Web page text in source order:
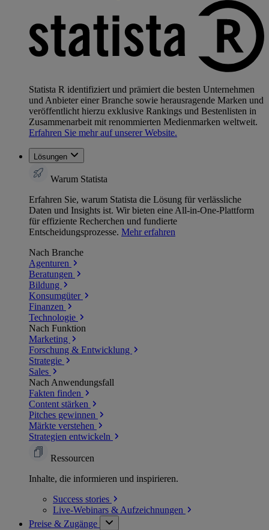
Statista R identifiziert und prämiert die besten Unternehmen
und Anbieter einer Branche sowie herausragende Marken und
veröffentlicht hierzu exklusive Rankings und Bestenlisten in
Zusammenarbeit mit renommierten Medienmarken weltweit.
Erfahren Sie mehr auf unserer Website.
Lösungen
Warum Statista
Erfahren Sie, warum Statista die Lösung für verlässliche
Daten und Insights ist. Wir bieten eine All-in-One-Plattform
für effiziente Recherchen und fundierte
Entscheidungsprozesse. Mehr erfahren
Nach Branche
Agenturen
Beratungen
Bildung
Konsumgüter
Finanzen
Technologie
Nach Funktion
Marketing
Forschung & Entwicklung
Strategie
Sales
Nach Anwendungsfall
Fakten finden
Content stärken
Pitches gewinnen
Märkte verstehen
Strategien entwickeln
Ressourcen
Inhalte, die informieren und inspirieren.
Success stories
Live-Webinars & Aufzeichnungen
Preise & Zugänge